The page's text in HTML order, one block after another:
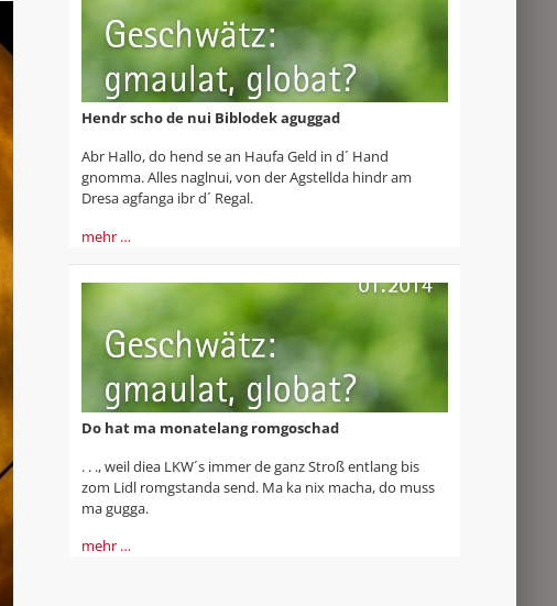
Hendr scho de nui Biblodek aguggad
Abr Hallo, do hend se an Haufa Geld in d´ Hand
gnomma. Alles naglnui, von der Agstellda hindr am
Dresa agfanga ibr d´ Regal.
mehr …
Do hat ma monatelang romgoschad
. . ., weil diea LKW´s immer de ganz Stroß entlang bis
zom Lidl romgstanda send. Ma ka nix macha, do muss
ma gugga.
mehr …